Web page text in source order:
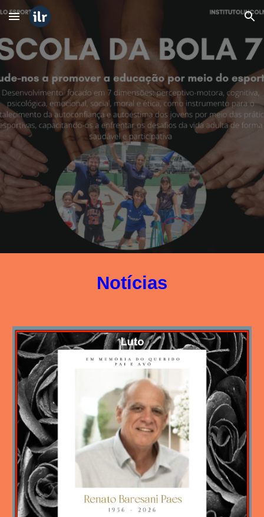
Skip to main content Skip to navigation
Notícias